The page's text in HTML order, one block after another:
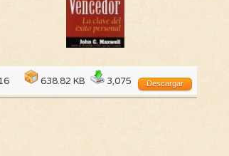
638.82 KB 3,075 Descargar